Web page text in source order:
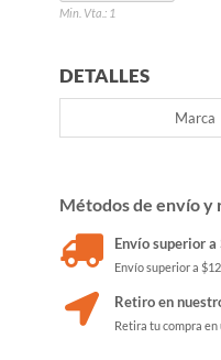
Min. Vta.: 1
DETALLES
Marca
Métodos de envío y
Envío superior
Envío superior a
Retiro en
Retira tu compra